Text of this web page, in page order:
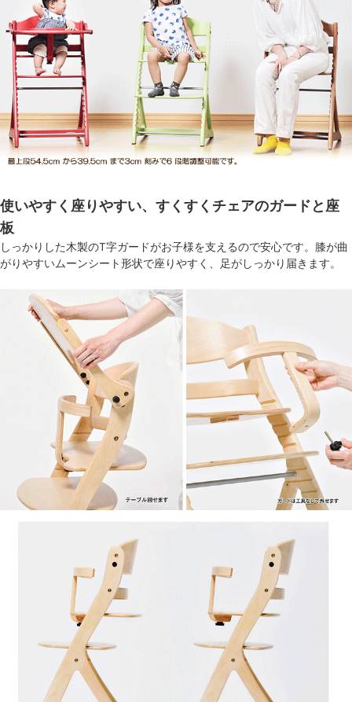
使いやすく座りやすい、すくすくチェアのガードと座
板
しっかりした木製のT字ガードがお子様を支えるので安心です。膝が曲
がりやすいムーンシート形状で座りやすく、足がしっかり届きます。